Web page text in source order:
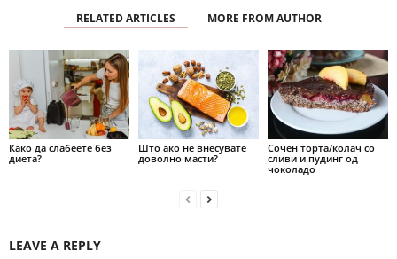
RELATED ARTICLES MORE FROM AUTHOR
Како да слабеете без
диета?
Што ако не внесувате
доволно масти?
Сочен торта/колач со
сливи и пудинг од
чоколадо
LEAVE A REPLY